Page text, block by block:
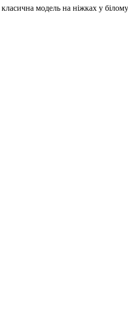
модель на ніжках у